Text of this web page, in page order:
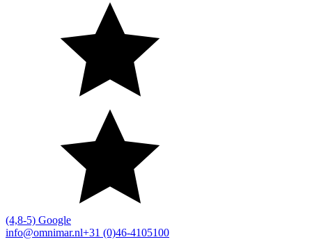
(4,8-5) Google
info@omnimar.nl+31 (0)46-4105100